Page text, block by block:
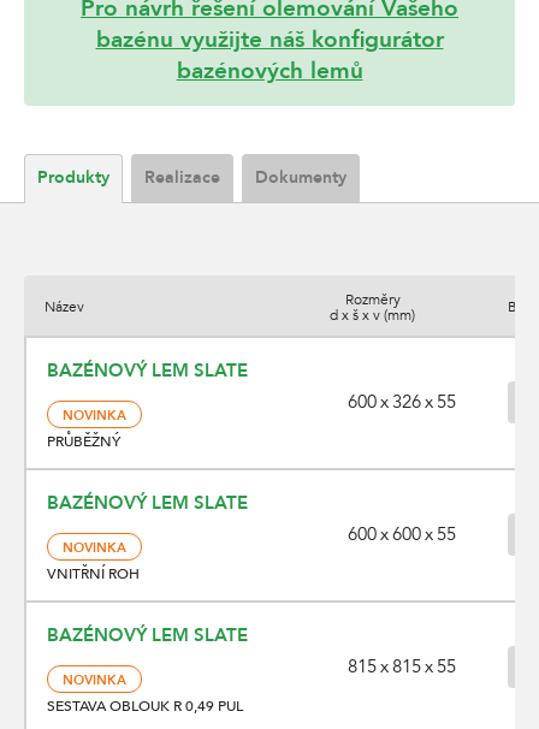
Pro návrh řešení olemování Vašeho
bazénu využijte náš konfigurátor
bazénových lemů
Produkty Realizace Dokumenty
Název
Rozměry
d x š x v (mm)
BAZÉNOVÝ LEM SLATE
NOVINKA
PRŮBĚŽNÝ
600 x 326 x 55
BAZÉNOVÝ LEM SLATE
NOVINKA
VNITŘNÍ ROH
600 x 600 x 55
BAZÉNOVÝ LEM SLATE
NOVINKA
SESTAVA OBLOUK R 0,49 PUL
815 x 815 x 55